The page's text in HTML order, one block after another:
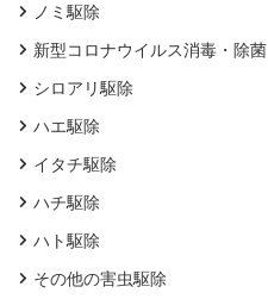
ノミ駆除
新型コロナウイルス消毒・除菌
シロアリ駆除
ハエ駆除
イタチ駆除
ハチ駆除
ハト駆除
その他の害虫駆除